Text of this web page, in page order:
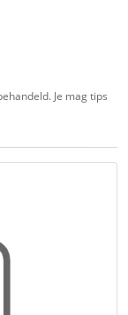
Je mag tips